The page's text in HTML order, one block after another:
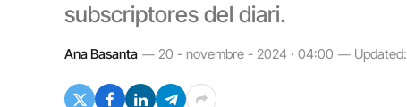
subscriptores del diari.
Ana Basanta 20 - novembre - 2024 · 04:00 Updated: